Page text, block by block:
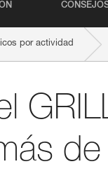
por actividad